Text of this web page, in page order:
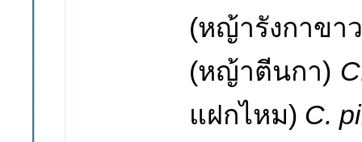
(หญ้ารังกาขาว
(หญ้าตีนกา)
แฝกไหม) C.